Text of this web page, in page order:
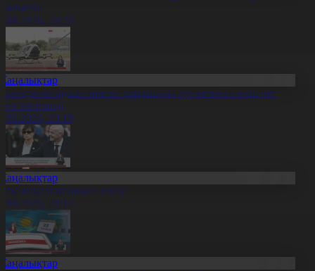
20:20
жолаушы мінген ұшқышсыз әуе кемесі алғаш рет
көтерілді
20:19
жаңалықтарына шолу
20:14